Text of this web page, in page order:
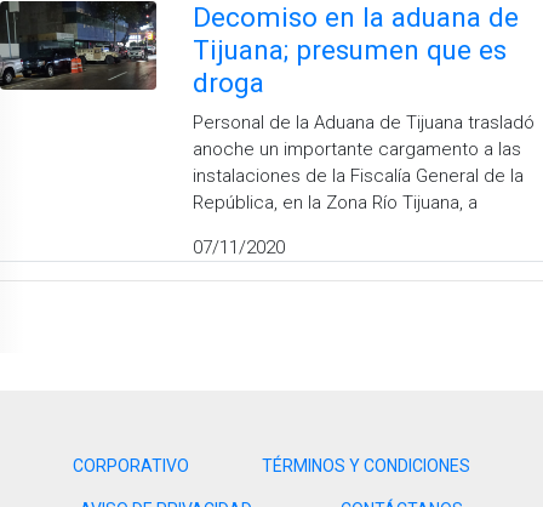
Decomiso en la aduana de
Tijuana; presumen que es
droga
Personal de la Aduana de Tijuana trasladó
anoche un importante cargamento a las
instalaciones de la Fiscalía General de la
República, en la Zona Río Tijuana, a
07/11/2020
CORPORATIVO TÉRMINOS Y CONDICIONES